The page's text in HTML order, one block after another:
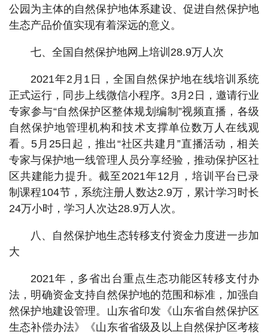
公园为主体的自然保护地体系建设、促进自然保护地
生态产品价值实现有着深远的意义。
七、全国自然保护地网上培训28.9万人次
2021年2月1日，全国自然保护地在线培训系统
正式运行，同步上线微信小程序。3月2日，邀请行业
专家参与“自然保护区整体规划编制”视频直播，各级
自然保护地管理机构和技术支撑单位数万人在线观
看。5月25日起，推出“社区共建月”直播活动，相关
专家与保护地一线管理人员分享经验，推动保护区社
区共建能力提升。截至2021年12月，培训平台已录
制课程104节，系统注册人数达2.9万，累计学习时长
24万小时，学习人次达28.9万人次。
八、自然保护地生态转移支付资金力度进一步加
大
2021年，多省出台重点生态功能区转移支付办
法，明确资金支持自然保护地的范围和标准，加强自
然保护地建设管理。山东省印发《山东省自然保护区
生态补偿办法》《山东省省级及以上自然保护区考核